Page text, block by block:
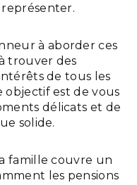
à aborder ces
trouver des
de tous les
objectif est de vous
délicats et de
solide.
famille couvre un
les pensions